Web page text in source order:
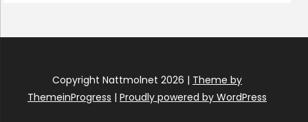
Copyright Nattmolnet 2026 | Theme by
ThemeinProgress | Proudly powered by WordPress